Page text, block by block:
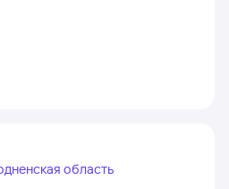
область